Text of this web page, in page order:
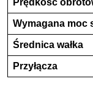
Prędkość
Wymagana moc
Średnica wałka
Przyłącza